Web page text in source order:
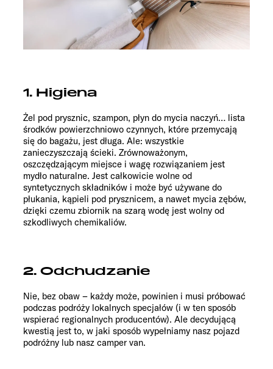
1. Higiena
Żel pod prysznic, szampon, płyn do mycia naczyń… lista
środków powierzchniowo czynnych, które przemycają
się do bagażu, jest długa. Ale: wszystkie
zanieczyszczają ścieki. Zrównoważonym,
oszczędzającym miejsce i wagę rozwiązaniem jest
mydło naturalne. Jest całkowicie wolne od
syntetycznych składników i może być używane do
płukania, kąpieli pod prysznicem, a nawet mycia zębów,
dzięki czemu zbiornik na szarą wodę jest wolny od
szkodliwych chemikaliów.
2. Odchudzanie
Nie, bez obaw – każdy może, powinien i musi próbować
podczas podróży lokalnych specjałów (i w ten sposób
wspierać regionalnych producentów). Ale decydującą
kwestią jest to, w jaki sposób wypełniamy nasz pojazd
podróżny lub nasz camper van.